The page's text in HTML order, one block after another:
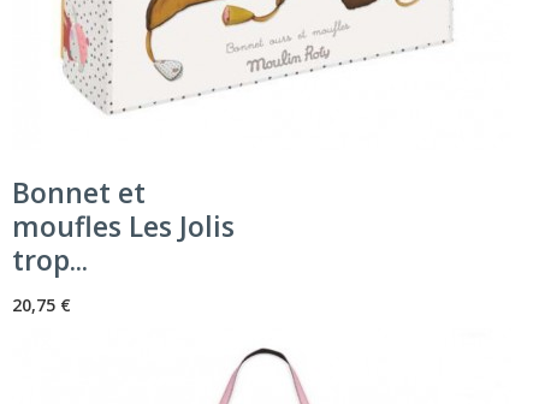
Bonnet et
moufles Les Jolis
trop...
20,75 €